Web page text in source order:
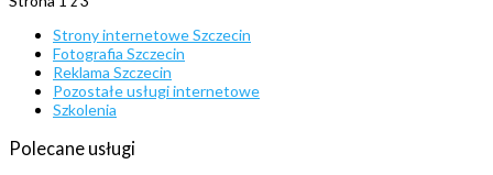
Strony internetowe Szczecin
Fotografia Szczecin
Reklama Szczecin
Pozostałe usługi internetowe
Szkolenia
Polecane usługi